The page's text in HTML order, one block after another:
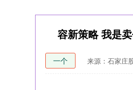
容新策略 我是
一个 来源：石家庄